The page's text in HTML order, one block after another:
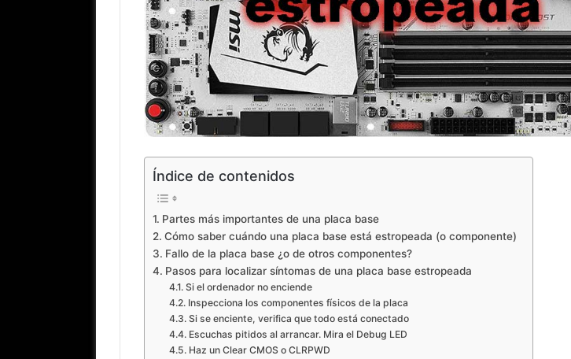
Índice de contenidos
Partes más importantes de una placa base
Cómo saber cuándo una placa base está estropeada (o componente)
Fallo de la placa base ¿o de otros componentes?
Pasos para localizar síntomas de una placa base estropeada
Si el ordenador no enciende
Inspecciona los componentes físicos de la placa
Si se enciente, verifica que todo está conectado
Escuchas pitidos al arrancar. Mira el Debug LED
Haz un Clear CMOS o CLRPWD